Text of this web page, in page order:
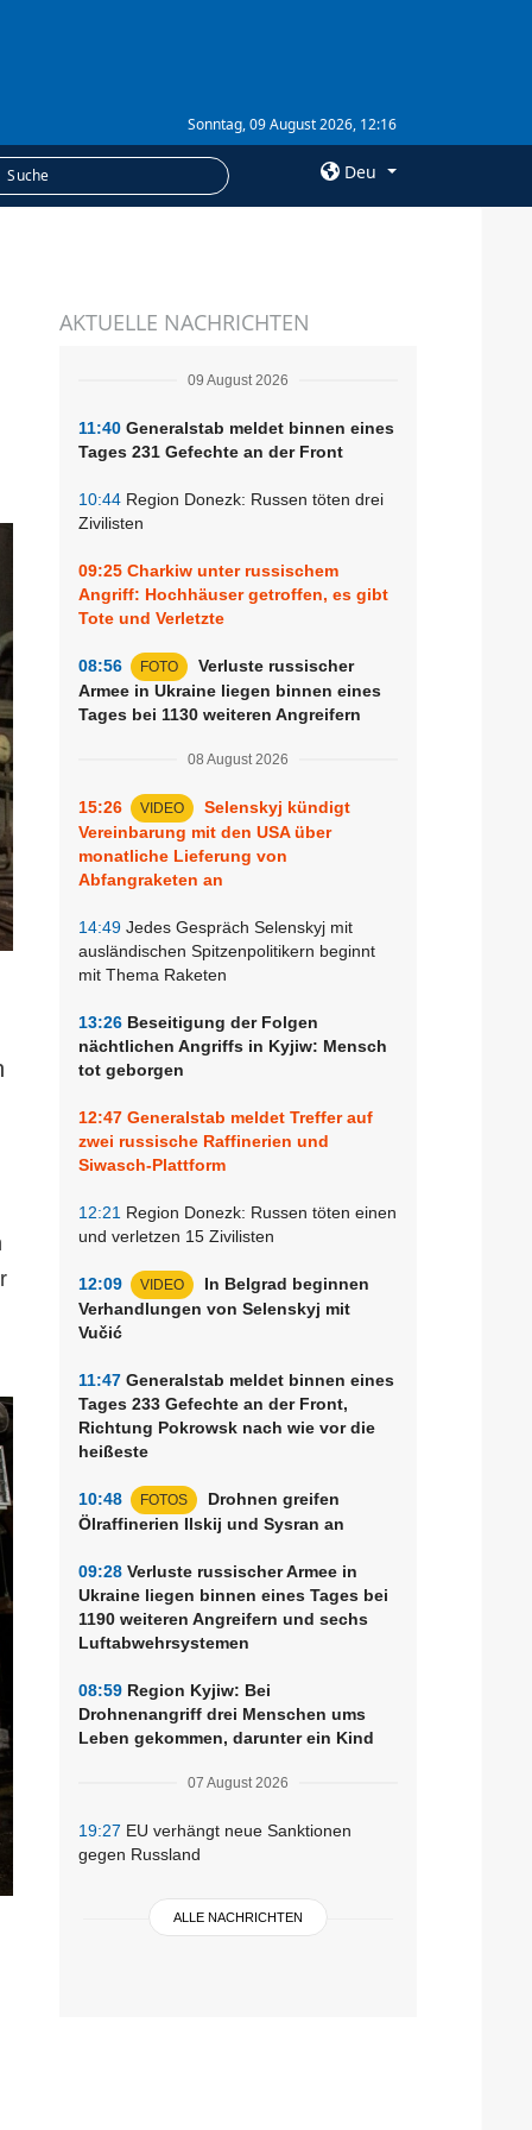
Sonntag, 09 August 2026, 12:16
Deu
Abonnement
AKTUELLE NACHRICHTEN
09 August 2026
11:40 Generalstab meldet binnen eines
Tages 231 Gefechte an der Front
10:44 Region Donezk: Russen töten drei
Zivilisten
09:25 Charkiw unter russischem
Angriff: Hochhäuser getroffen, es gibt
Tote und Verletzte
08:56 FOTO
Verluste russischer
Armee in Ukraine liegen binnen eines
Tages bei 1130 weiteren Angreifern
08 August 2026
15:26 VIDEO
Selenskyj kündigt
Vereinbarung mit den USA über
monatliche Lieferung von
Abfangraketen an
14:49 Jedes Gespräch Selenskyj mit
ausländischen Spitzenpolitikern beginnt
mit Thema Raketen
13:26 Beseitigung der Folgen
nächtlichen Angriffs in Kyjiw: Mensch
tot geborgen
12:47 Generalstab meldet Treffer auf
zwei russische Raffinerien und
Siwasch-Plattform
12:21 Region Donezk: Russen töten einen
und verletzen 15 Zivilisten
12:09 VIDEO
In Belgrad beginnen
Verhandlungen von Selenskyj mit
Vučić
11:47 Generalstab meldet binnen eines
Tages 233 Gefechte an der Front,
Richtung Pokrowsk nach wie vor die
heißeste
10:48 FOTOS
Drohnen greifen
Ölraffinerien Ilskij und Sysran an
09:28 Verluste russischer Armee in
Ukraine liegen binnen eines Tages bei
1190 weiteren Angreifern und sechs
Luftabwehrsystemen
08:59 Region Kyjiw: Bei
Drohnenangriff drei Menschen ums
Leben gekommen, darunter ein Kind
07 August 2026
19:27 EU verhängt neue Sanktionen
gegen Russland
ALLE NACHRICHTEN